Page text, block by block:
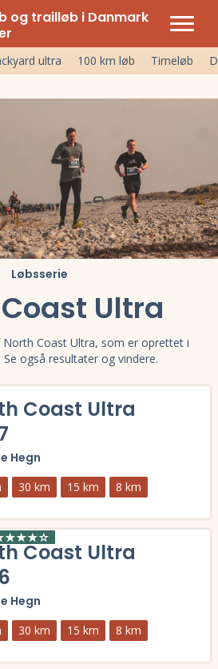
og trailløb i Danmark
ultra 100 km løb Timeløb
Løbsserie
Ultra
North Coast Ultra, som er oprettet i
også resultater og vindere.
Coast Ultra
Hegn
30 km 15 km 8 km
Coast Ultra
Hegn
30 km 15 km 8 km